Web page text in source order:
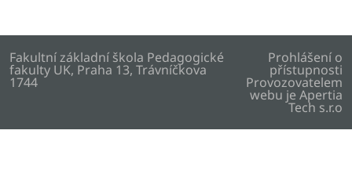
Fakultní základní škola Pedagogické
fakulty UK, Praha 13, Trávníčkova
1744
Prohlášení o
přístupnosti
Provozovatelem
webu je Apertia
Tech s.r.o